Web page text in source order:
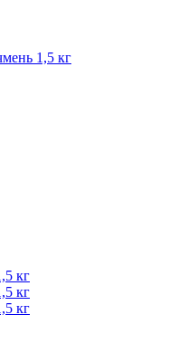
1,5 кг